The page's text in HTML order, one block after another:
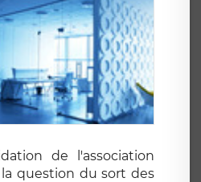
de l'association
question du sort des